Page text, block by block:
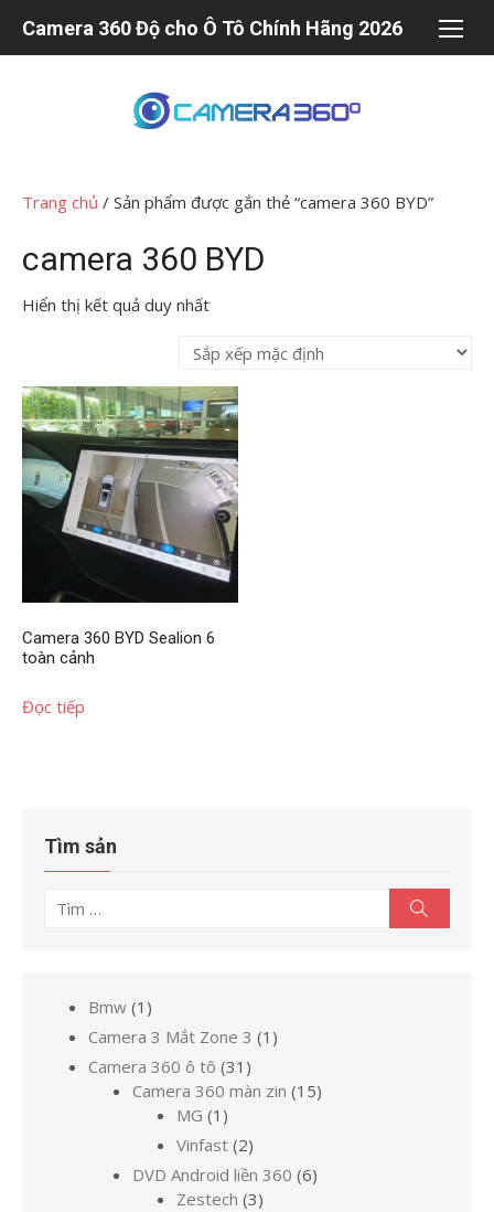
Camera 360 Độ cho Ô Tô Chính Hãng 2026
Trang chủ / Sản phẩm được gắn thẻ “camera 360 BYD”
camera 360 BYD
Hiển thị kết quả duy nhất
Camera 360 BYD Sealion 6
toàn cảnh
Đọc tiếp
Tìm sản
Tìm
kiếm
Bmw 1 1
sản
Camera 3 Mắt Zone 3 1 1
phẩm
Camera 360 ô tô 31 31
sản
Camera 360 màn zin 1515
MG 1 1
sản
phẩm
Vinfast 22
sản
phẩm
DVD Android liền 360 66
Zestech 33